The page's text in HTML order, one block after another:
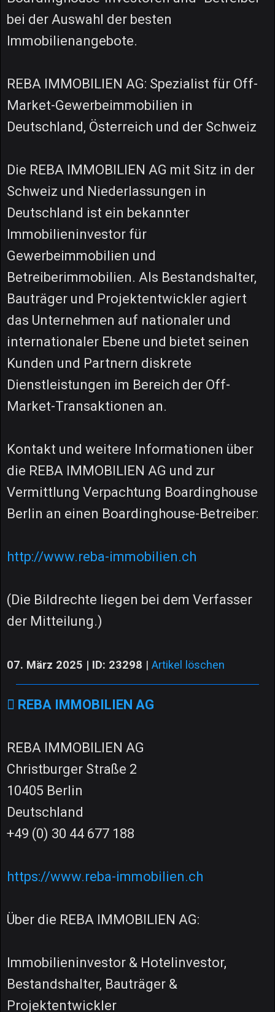
bei der Auswahl der besten
Immobilienangebote.
REBA IMMOBILIEN AG: Spezialist für Off-
Market-Gewerbeimmobilien in
Deutschland, Österreich und der Schweiz
Die REBA IMMOBILIEN AG mit Sitz in der
Schweiz und Niederlassungen in
Deutschland ist ein bekannter
Immobilieninvestor für
Gewerbeimmobilien und
Betreiberimmobilien. Als Bestandshalter,
Bauträger und Projektentwickler agiert
das Unternehmen auf nationaler und
internationaler Ebene und bietet seinen
Kunden und Partnern diskrete
Dienstleistungen im Bereich der Off-
Market-Transaktionen an.
Kontakt und weitere Informationen über
die REBA IMMOBILIEN AG und zur
Vermittlung Verpachtung Boardinghouse
Berlin an einen Boardinghouse-Betreiber:
http://www.reba-immobilien.ch
(Die Bildrechte liegen bei dem Verfasser
der Mitteilung.)
07. März 2025 | ID: 23298 | Artikel löschen
REBA IMMOBILIEN AG
REBA IMMOBILIEN AG
Christburger Straße 2
10405 Berlin
Deutschland
+49 (0) 30 44 677 188
https://www.reba-immobilien.ch
Über die REBA IMMOBILIEN AG:
Immobilieninvestor & Hotelinvestor,
Bestandshalter, Bauträger &
Projektentwickler